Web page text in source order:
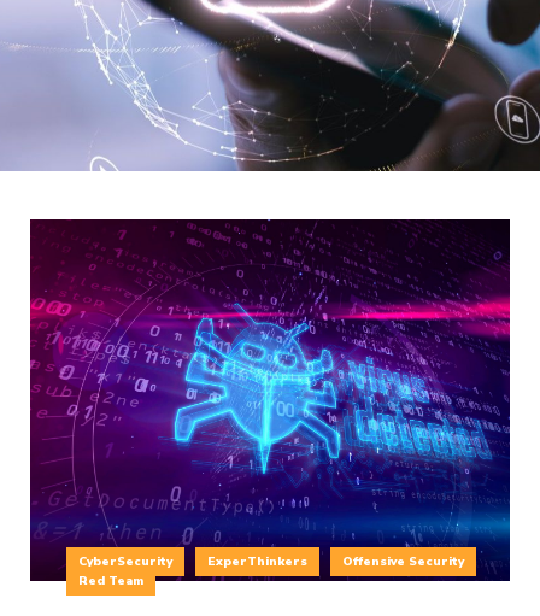
CyberSecurity ExperThinkers
Offensive Security
Red Team